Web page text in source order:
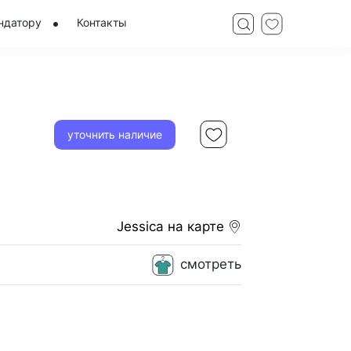
Контакты
уточнить наличие
Jessica на карте
смотреть